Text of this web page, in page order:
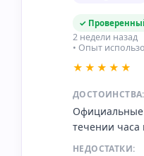
✓
2 недели назад
• Опыт
★★★★★
ДОСТОИНСТВА:
Официальные
течении часа
НЕДОСТАТКИ: